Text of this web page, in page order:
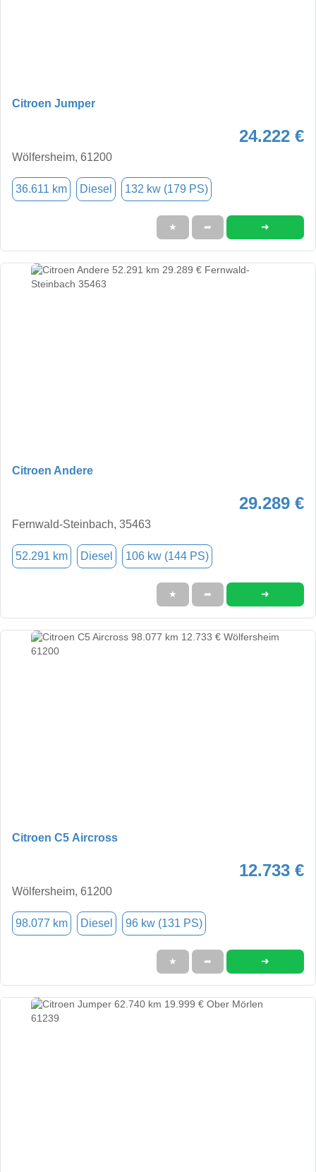
Citroen Jumper
24.222 €
Wölfersheim, 61200
36.611 km Diesel 132 kw (179 PS)
★ ➦ ➜
Citroen Andere
29.289 €
Fernwald-Steinbach, 35463
52.291 km Diesel 106 kw (144 PS)
★ ➦ ➜
Citroen C5 Aircross
12.733 €
Wölfersheim, 61200
98.077 km Diesel 96 kw (131 PS)
★ ➦ ➜